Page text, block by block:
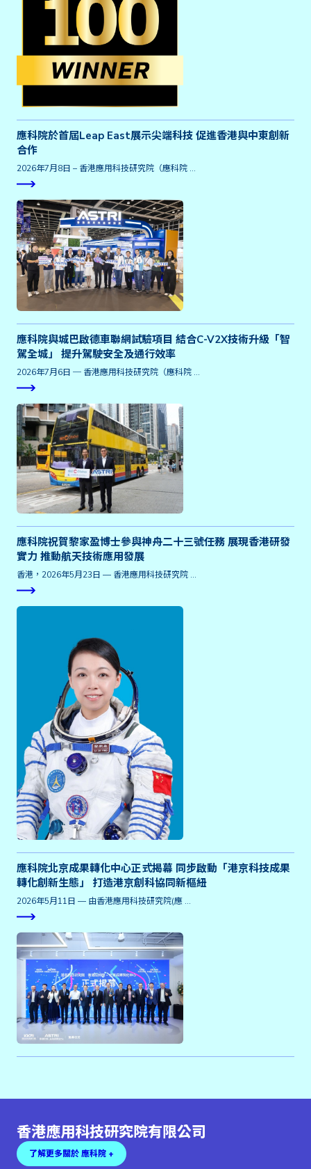
應科院於首屆Leap East展示尖端科技 促進香港與中東創新
合作
2026年7月8日 – 香港應用科技研究院（應科院 …
應科院與城巴啟德車聯網試驗項目 結合C-V2X技術升級「智
駕全城」 提升駕駛安全及通行效率
2026年7月6日 ─ 香港應用科技研究院（應科院 …
應科院祝賀黎家盈博士參與神舟二十三號任務 展現香港研發
實力 推動航天技術應用發展
香港，2026年5月23日 — 香港應用科技研究院 …
應科院北京成果轉化中心正式揭幕 同步啟動「港京科技成果
轉化創新生態」 打造港京創科協同新樞紐
2026年5月11日 — 由香港應用科技研究院(應 …
香港應用科技研究院有限公司
了解更多關於 應科院 +